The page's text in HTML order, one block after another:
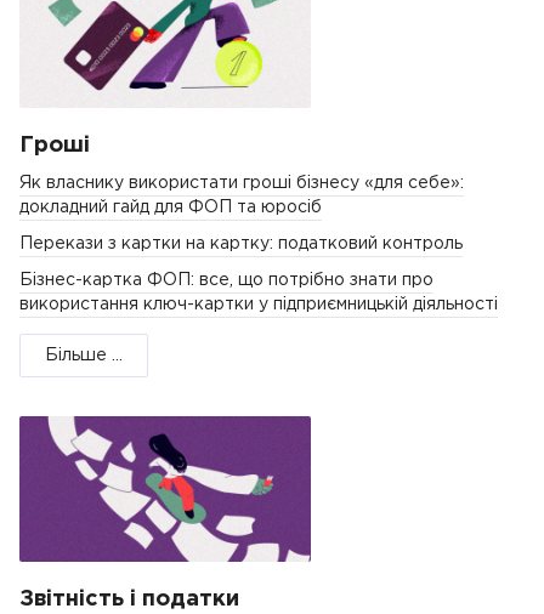
Гроші
Як власнику використати гроші бізнесу «для себе»:
докладний гайд для ФОП та юросіб
Перекази з картки на картку: податковий контроль
Бізнес-картка ФОП: все, що потрібно знати про
використання ключ-картки у підприємницькій діяльності
Більше ...
Звітність і податки